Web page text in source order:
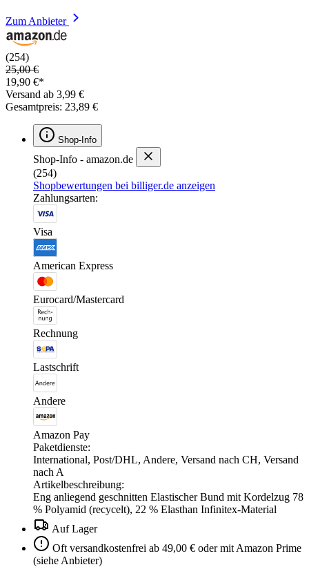
Zum Anbieter
(254)
25,00 €
19,90 €*
Versand ab 3,99 €
Gesamtpreis: 23,89 €
Shop-Info
Shop-Info - amazon.de
(254)
Shopbewertungen bei billiger.de anzeigen
Zahlungsarten:
Visa
American Express
Eurocard/Mastercard
Rechnung
Lastschrift
Andere
Amazon Pay
Paketdienste:
International, Post/DHL, Andere, Versand nach CH, Versand
nach A
Artikelbeschreibung:
Eng anliegend geschnitten Elastischer Bund mit Kordelzug 78
% Polyamid (recycelt), 22 % Elasthan Infinitex-Material
Auf Lager
Oft versandkostenfrei ab 49,00 € oder mit Amazon Prime
(siehe Anbieter)